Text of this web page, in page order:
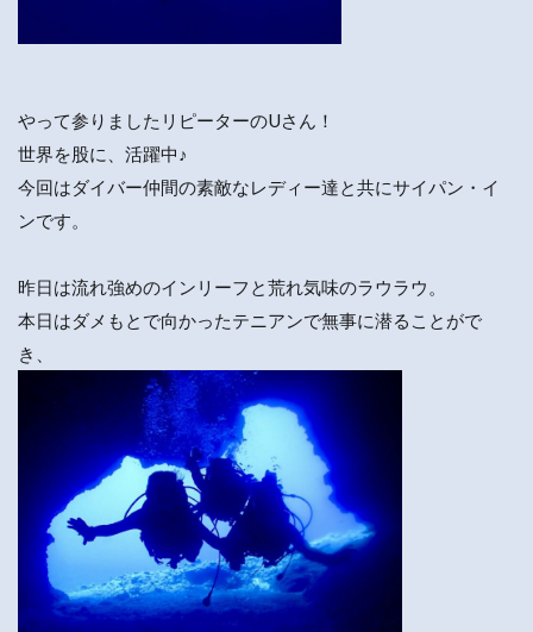
やって参りましたリピーターのUさん！
世界を股に、活躍中♪
今回はダイバー仲間の素敵なレディー達と共にサイパン・イ
ンです。
昨日は流れ強めのインリーフと荒れ気味のラウラウ。
本日はダメもとで向かったテニアンで無事に潜ることがで
き、